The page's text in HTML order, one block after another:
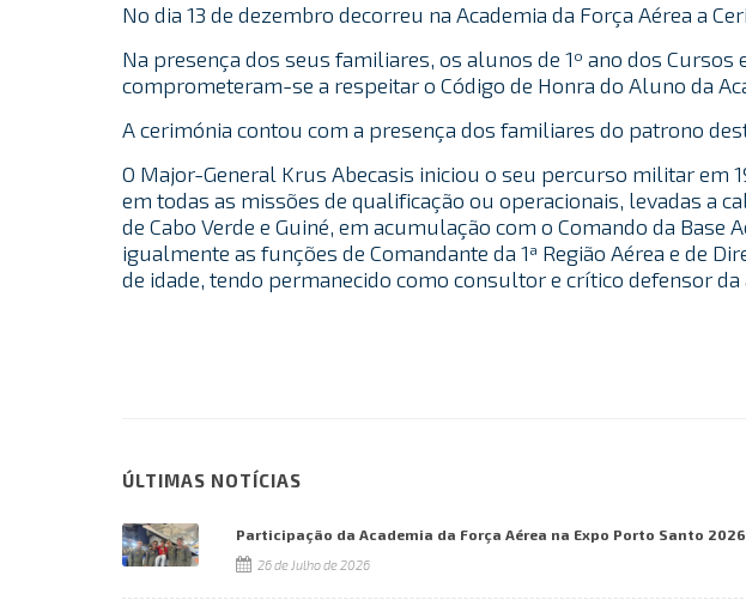
No dia 13 de dezembro decorreu na Academia da Força Aérea a
Na presença dos seus familiares, os alunos de 1º ano dos
comprometeram-se a respeitar o Código de Honra do Aluno da
A cerimónia contou com a presença dos familiares do patrono
O Major-General Krus Abecasis iniciou o seu percurso militar
em todas as missões de qualificação ou operacionais, levadas a
de Cabo Verde e Guiné, em acumulação com o Comando da Base
igualmente as funções de Comandante da 1ª Região Aérea e de
de idade, tendo permanecido como consultor e crítico defensor da
ÚLTIMAS NOTÍCIAS
Participação da Academia da Força Aérea na Expo Porto Santo
26 de Julho de 2026